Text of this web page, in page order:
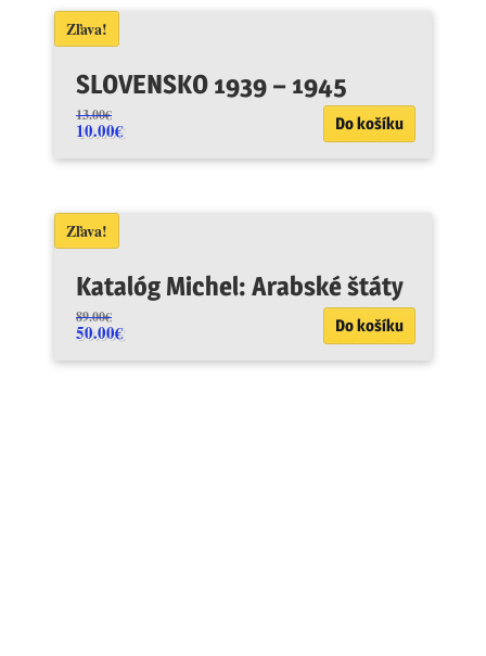
Zľava!
SLOVENSKO 1939 – 1945
13.00€
10.00€ Do košíku
Zľava!
Katalóg Michel: Arabské štáty
89.00€
50.00€ Do košíku